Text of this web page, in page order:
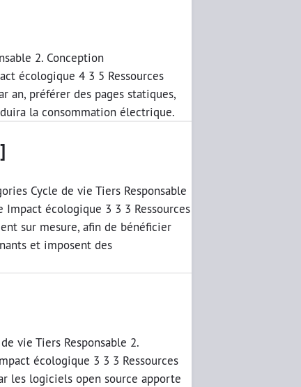
2. Conception
écologique 4 3 5 Ressources
an, préférer des pages statiques,
la consommation électrique.
Cycle de vie Tiers Responsable
écologique 3 3 3 Ressources
sur mesure, afin de bénéficier
et imposent des
vie Tiers Responsable 2.
écologique 3 3 3 Ressources
les logiciels open source apporte